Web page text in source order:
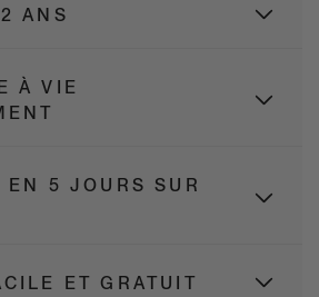
ANS
À VIE
EN 5 JOURS SUR
ET GRATUIT